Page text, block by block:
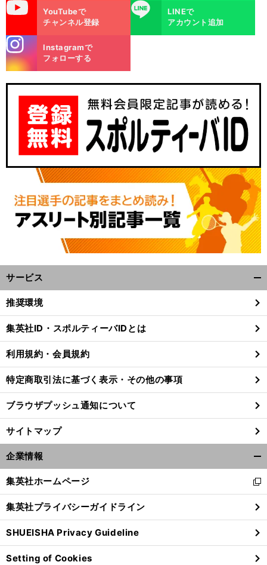
YouTubeで
チャンネル登録
LINE
LINEで
アカウント追加
m
Instagramで
フォローする
サービス
閉
る
推奨環境
集英社ID・スポルティーバIDとは
利用規約・会員規約
特定商取引法に基づく表示・その他の事項
ブラウザプッシュ通知について
サイトマップ
企業情報
閉
る
集英社ホームページ
新
し
い
ウ
ィ
ン
ド
集英社プライバシーガイドライン
SHUEISHA Privacy Guideline
Setting of Cookies